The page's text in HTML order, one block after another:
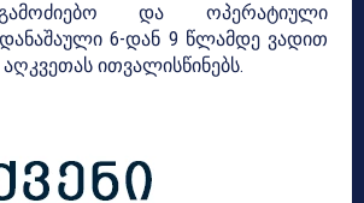
და ოპერატიული
დანაშაული 6-დან 9 წლამდე ვადით
ითვალისწინებს.